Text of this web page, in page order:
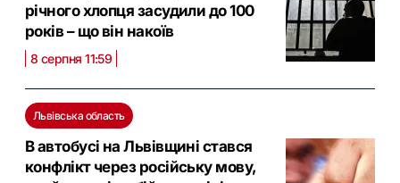
річного хлопця засудили до 100
років – що він накоїв
8 серпня 11:59
Львівська область
В автобусі на Львівщині стався
конфлікт через російську мову,